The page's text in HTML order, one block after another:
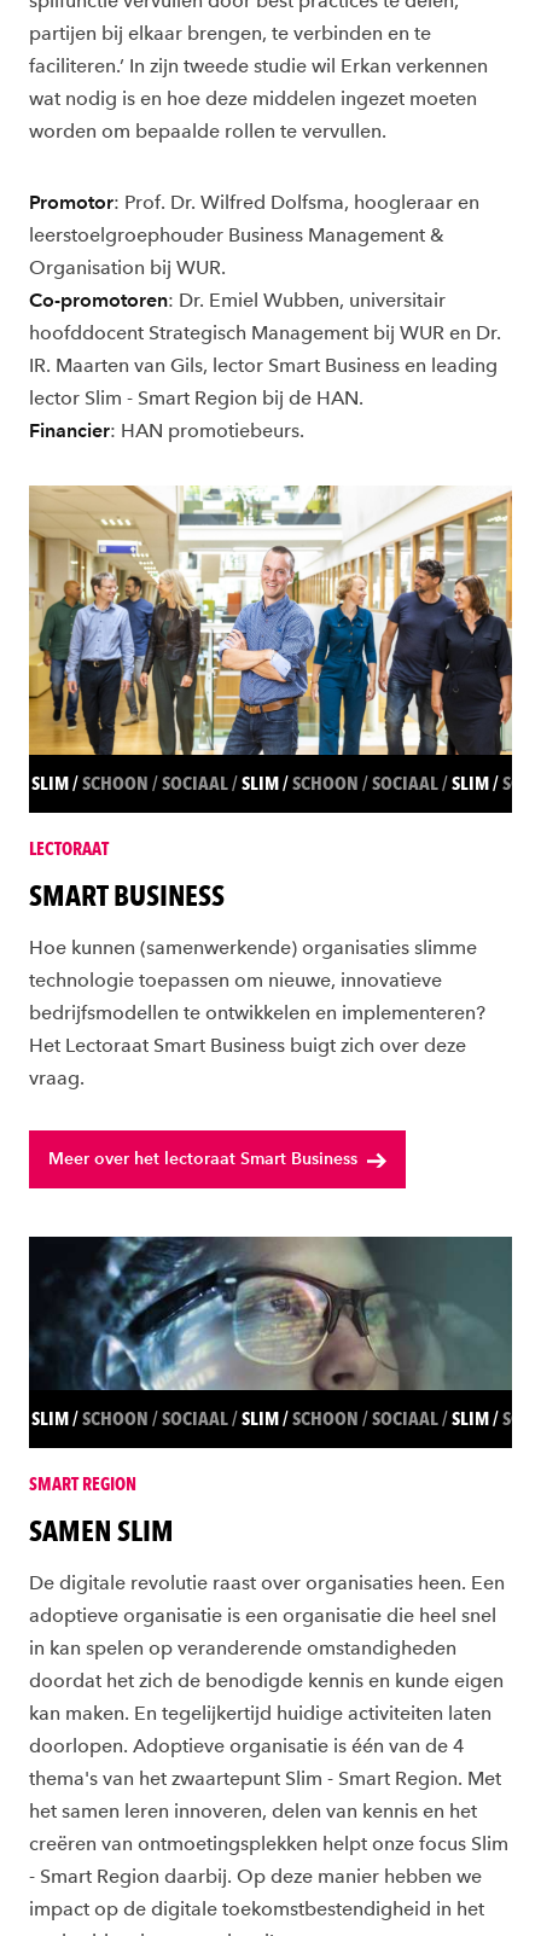
partijen bij elkaar brengen, te verbinden en te
faciliteren.’ In zijn tweede studie wil Erkan verkennen
wat nodig is en hoe deze middelen ingezet moeten
worden om bepaalde rollen te vervullen.
Promotor: Prof. Dr. Wilfred Dolfsma, hoogleraar en
leerstoelgroephouder Business Management &
Organisation bij WUR.
Co-promotoren: Dr. Emiel Wubben, universitair
hoofddocent Strategisch Management bij WUR en Dr.
IR. Maarten van Gils, lector Smart Business en leading
lector Slim - Smart Region bij de HAN.
Financier: HAN promotiebeurs.
LECTORAAT
SMART BUSINESS
Hoe kunnen (samenwerkende) organisaties slimme
technologie toepassen om nieuwe, innovatieve
bedrijfsmodellen te ontwikkelen en implementeren?
Het Lectoraat Smart Business buigt zich over deze
vraag.
Meer over het lectoraat Smart Business
SLIM SCHOON SOCIAAL SLIM SCHOON SOCIAAL SLIM
SMART REGION
SAMEN SLIM
De digitale revolutie raast over organisaties heen. Een
adoptieve organisatie is een organisatie die heel snel
in kan spelen op veranderende omstandigheden
doordat het zich de benodigde kennis en kunde eigen
kan maken. En tegelijkertijd huidige activiteiten laten
doorlopen. Adoptieve organisatie is één van de 4
thema's van het zwaartepunt Slim - Smart Region. Met
het samen leren innoveren, delen van kennis en het
creëren van ontmoetingsplekken helpt onze focus Slim
- Smart Region daarbij. Op deze manier hebben we
impact op de digitale toekomstbestendigheid in het
SLIM SCHOON SOCIAAL SLIM SCHOON SOCIAAL SLIM